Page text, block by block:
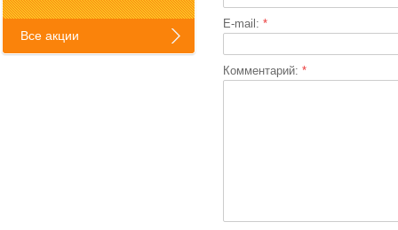
E-mail: *
Комментарий: *
Все акции